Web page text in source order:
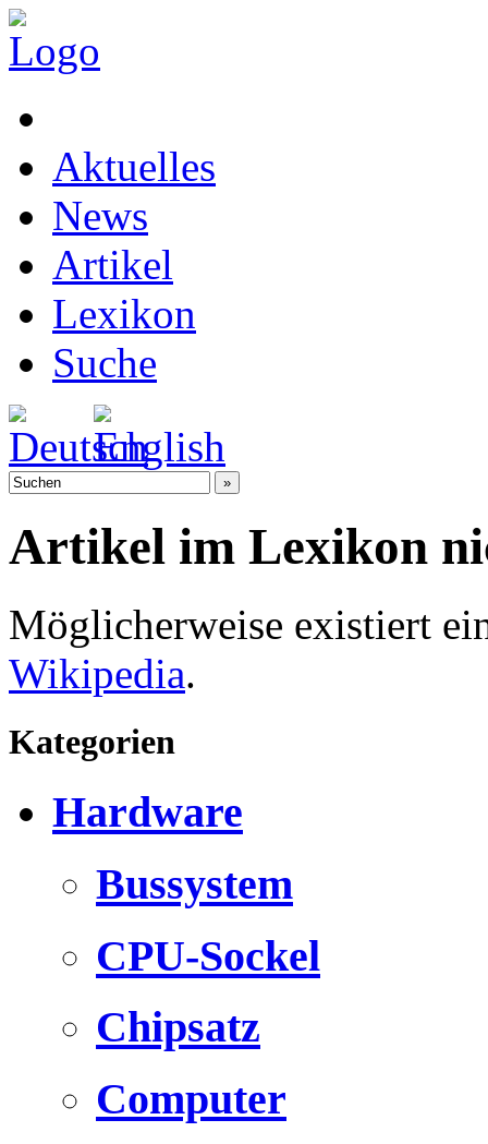
Aktuelles
News
Artikel
Lexikon
Suche
Artikel im Lexikon
Möglicherweise existiert
Wikipedia.
Kategorien
Hardware
Bussystem
CPU-Sockel
Chipsatz
Computer